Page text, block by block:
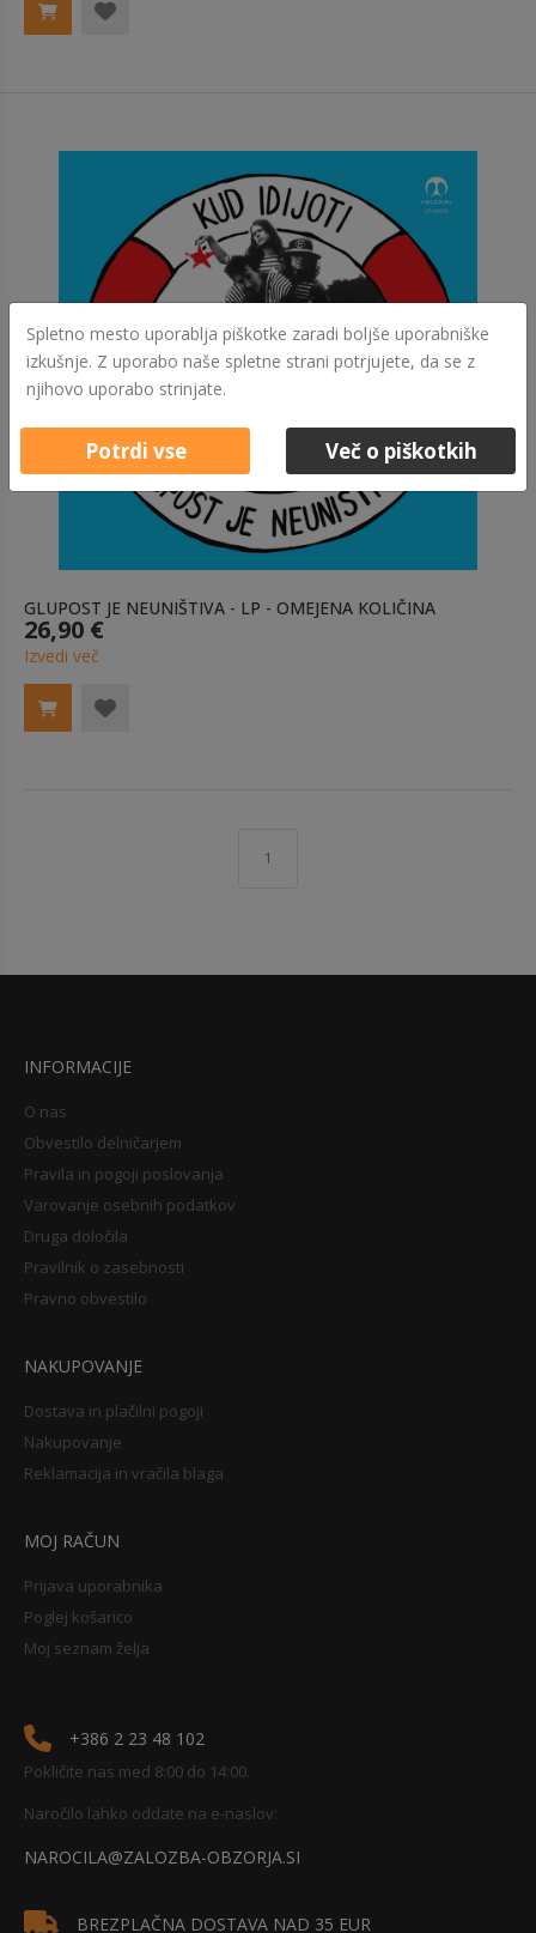
GLUPOST JE NEUNIŠTIVA - LP - OMEJENA KOLIČINA
26,90 €
Izvedi več
1
INFORMACIJE
O nas
Obvestilo delničarjem
Pravila in pogoji poslovanja
Varovanje osebnih podatkov
Druga določila
Pravilnik o zasebnosti
Pravno obvestilo
NAKUPOVANJE
Dostava in plačilni pogoji
Nakupovanje
Reklamacija in vračila blaga
MOJ RAČUN
Prijava uporabnika
Poglej košarico
Moj seznam želja
+386 2 23 48 102
Pokličite nas med 8:00 do 14:00.
Naročilo lahko oddate na e-naslov:
NAROCILA@ZALOZBA-OBZORJA.SI
BREZPLAČNA DOSTAVA NAD 35 EUR
Spletno mesto uporablja piškotke zaradi boljše uporabniške
izkušnje. Z uporabo naše spletne strani potrjujete, da se z
njihovo uporabo strinjate.
Potrdi vse Več o piškotkih